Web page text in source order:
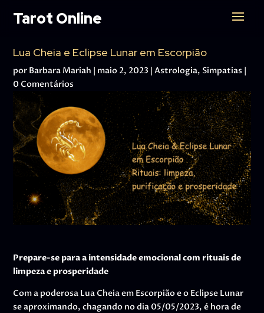
Tarot Online
Lua Cheia e Eclipse Lunar em Escorpião
por Barbara Mariah | maio 2, 2023 |Astrologia, Simpatias |
0 Comentários
Prepare-se para a intensidade emocional com rituais de
limpeza e prosperidade
Com a poderosa Lua Cheia em Escorpião e o Eclipse Lunar
se aproximando, chagando no dia 05/05/2023, é hora de